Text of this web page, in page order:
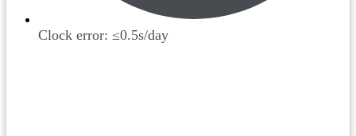
Clock error: ≤0.5s/day